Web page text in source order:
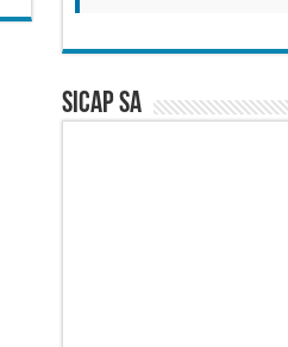
SICAP SA